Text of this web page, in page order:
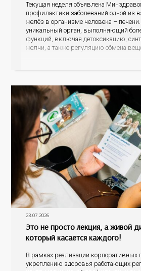
Текущая неделя объявлена
профилактики заболеваний одной из
желёз в организме человека –
уникальный орган, выполняющий
функций, включая детоксикацию,
желчи, а также регуляцию обмена
23.07.2026
Это не просто лекция, а живой
который касается каждого!
В рамках реализации корпоративных
укреплению здоровья работающих